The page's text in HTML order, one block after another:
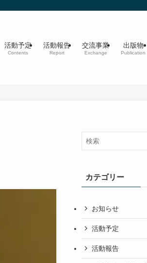
活動予定
Contents
活動報告
Report
交流事業
Exchange
出版物
Publication
カテゴリー
お知らせ
活動予定
活動報告